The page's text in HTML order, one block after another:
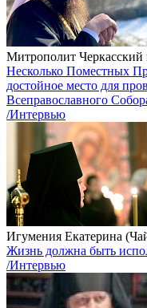
Митрополит
Несколько Поместных
достойное место для
Всеправославного
/Интервью
Игумения Екатерина
Жизнь должна быть
/Интервью